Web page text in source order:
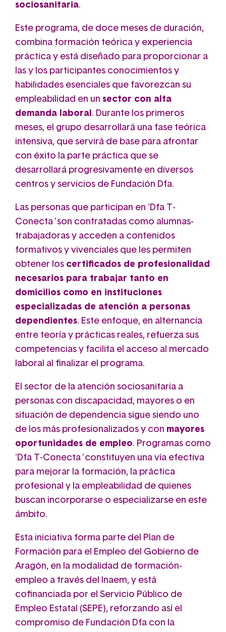
sociosanitaria.
Este programa, de doce meses de duración,
combina formación teórica y experiencia
práctica y está diseñado para proporcionar a
las y los participantes conocimientos y
habilidades esenciales que favorezcan su
empleabilidad en un sector con alta
demanda laboral . Durante los primeros
meses, el grupo desarrollará una fase teórica
intensiva, que servirá de base para afrontar
con éxito la parte práctica que se
desarrollará progresivamente en diversos
centros y servicios de Fundación Dfa.
Las personas que participan en 'Dfa T-
Conecta son contratadas como alumnas-
trabajadoras y acceden a contenidos
formativos y vivenciales que les permiten
obtener los certificados de profesionalidad
necesarios para trabajar tanto en
domicilios como en instituciones
especializadas de atención a personas
dependientes. Este enfoque, en alternancia
entre teoría y prácticas reales, refuerza sus
competencias y facilita el acceso al mercado
laboral al finalizar el programa.
El sector de la atención sociosanitaria a
personas con discapacidad, mayores o en
situación de dependencia sigue siendo uno
de los más profesionalizados y con mayores
oportunidades de empleo. Programas como
'Dfa T-Conecta constituyen una vía efectiva
para mejorar la formación, la práctica
profesional y la empleabilidad de quienes
buscan incorporarse o especializarse en este
ámbito.
Esta iniciativa forma parte del Plan de
Formación para el Empleo del Gobierno de
Aragón, en la modalidad de formación-
empleo a través del Inaem, y está
cofinanciada por el Servicio Público de
Empleo Estatal (SEPE), reforzando así el
compromiso de Fundación Dfa con la